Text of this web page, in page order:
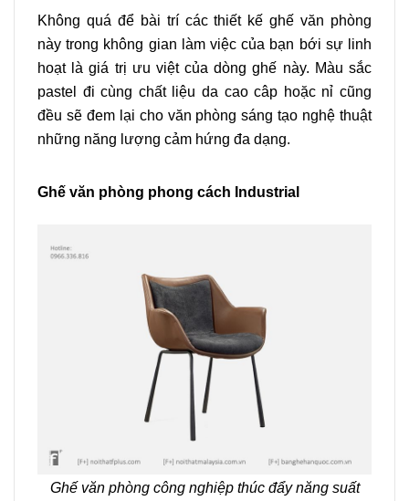
Không quá để bài trí các thiết kế ghế văn phòng
này trong không gian làm việc của bạn bới sự linh
hoạt là giá trị ưu việt của dòng ghế này. Màu sắc
pastel đi cùng chất liệu da cao câp hoặc nỉ cũng
đều sẽ đem lại cho văn phòng sáng tạo nghệ thuật
những năng lượng cảm hứng đa dạng.
Ghế văn phòng phong cách Industrial
Ghế văn phòng công nghiệp thúc đẩy năng suất